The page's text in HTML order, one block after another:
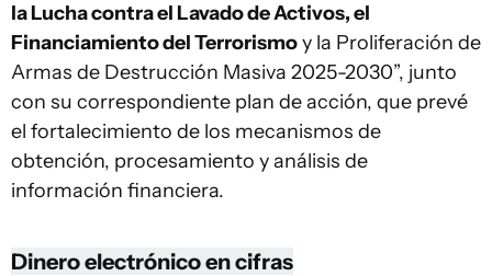
la Lucha contra el Lavado de Activos, el
Financiamiento del Terrorismoy la Proliferación de
Armas de Destrucción Masiva 2025-2030”, junto
con su correspondiente plan de acción, que prevé
el fortalecimiento de los mecanismos de
obtención, procesamiento y análisis de
información financiera.
Dinero electrónico en cifras